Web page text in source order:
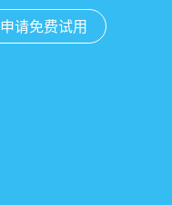
申请免费试用